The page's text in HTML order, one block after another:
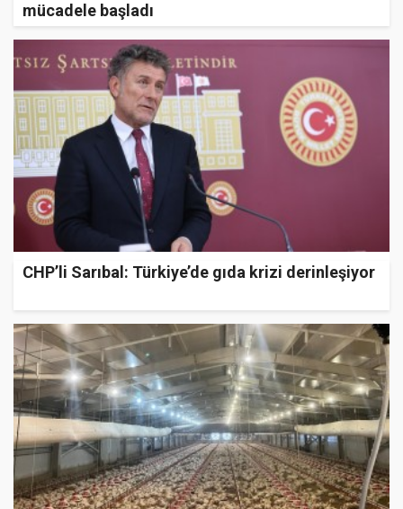
mücadele başladı
CHP’li Sarıbal: Türkiye’de gıda krizi derinleşiyor